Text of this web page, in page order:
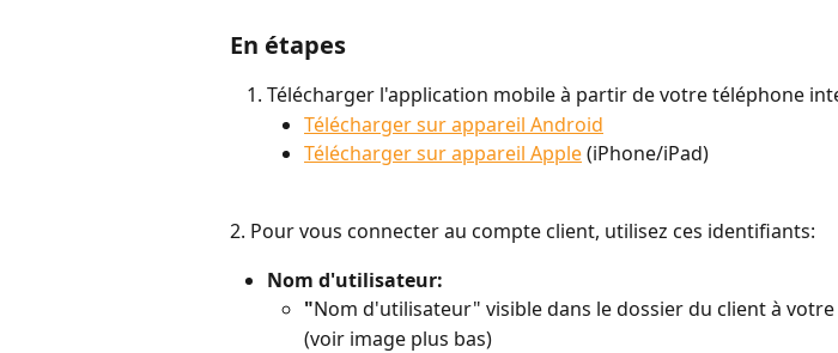
En étapes
Télécharger l'application mobile à partir de votre téléphone
Télécharger sur appareil Android
Télécharger sur appareil Apple (iPhone/iPad)
2. Pour vous connecter au compte client, utilisez ces identifiants:
Nom d'utilisateur:
"Nom d'utilisateur" visible dans le dossier du client à
(voir image plus bas)